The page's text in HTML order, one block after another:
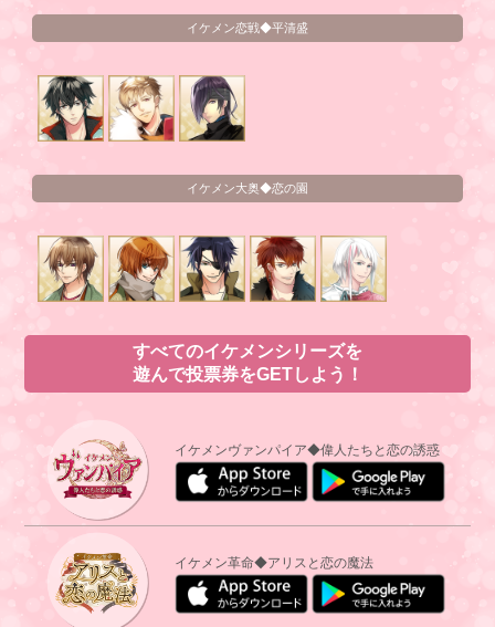
イケメン恋戦◆平清盛
イケメン大奥◆恋の園
すべてのイケメンシリーズを
遊んで投票券をGETしよう！
イケメンヴァンパイア◆偉人たちと恋の誘惑
イケメン革命◆アリスと恋の魔法